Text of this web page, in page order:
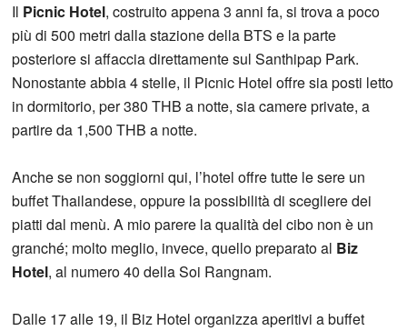
Il Picnic Hotel, costruito appena 3 anni fa, si trova a poco
più di 500 metri dalla stazione della BTS e la parte
posteriore si affaccia direttamente sul Santhipap Park.
Nonostante abbia 4 stelle, il Picnic Hotel offre sia posti letto
in dormitorio, per 380 THB a notte, sia camere private, a
partire da 1,500 THB a notte.
Anche se non soggiorni qui, l’hotel offre tutte le sere un
buffet Thailandese, oppure la possibilità di scegliere dei
piatti dal menù. A mio parere la qualità del cibo non è un
granché; molto meglio, invece, quello preparato al Biz
Hotel, al numero 40 della Soi Rangnam.
Dalle 17 alle 19, il Biz Hotel organizza aperitivi a buffet